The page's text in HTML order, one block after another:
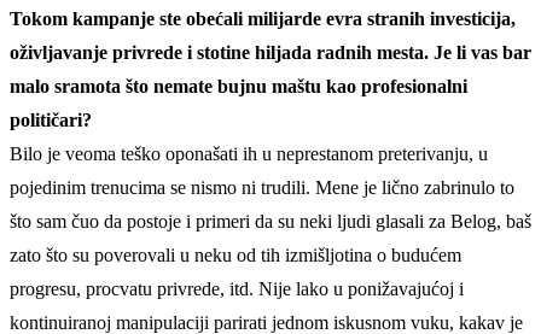
Tokom kampanje ste obećali milijarde evra stranih investicija,
oživljavanje privrede i stotine hiljada radnih mesta. Je li vas bar
malo sramota što nemate bujnu maštu kao profesionalni
političari?
Bilo je veoma teško oponašati ih u neprestanom preterivanju, u
pojedinim trenucima se nismo ni trudili. Mene je lično zabrinulo to
što sam čuo da postoje i primeri da su neki ljudi glasali za Belog, baš
zato što su poverovali u neku od tih izmišljotina o budućem
progresu, procvatu privrede, itd. Nije lako u ponižavajućoj i
kontinuiranoj manipulaciji parirati jednom iskusnom vuku, kakav je